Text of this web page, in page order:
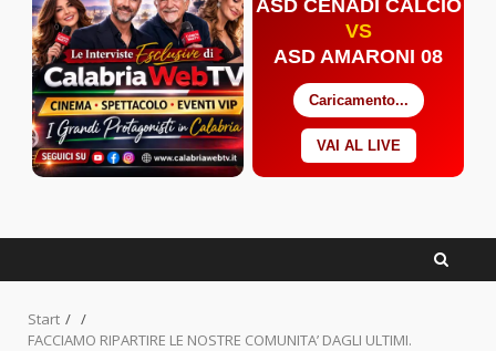
ASD CENADI CALCIO
VS
ASD AMARONI 08
Caricamento...
VAI AL LIVE
Start
FACCIAMO RIPARTIRE LE NOSTRE COMUNITA’ DAGLI ULTIMI.